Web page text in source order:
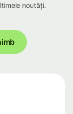
noutăți.